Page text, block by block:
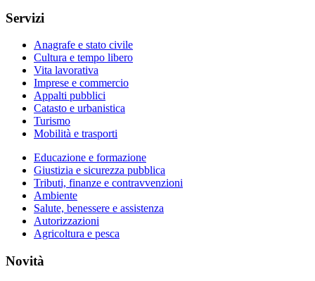
Servizi
Anagrafe e stato civile
Cultura e tempo libero
Vita lavorativa
Imprese e commercio
Appalti pubblici
Catasto e urbanistica
Turismo
Mobilità e trasporti
Educazione e formazione
Giustizia e sicurezza pubblica
Tributi, finanze e contravvenzioni
Ambiente
Salute, benessere e assistenza
Autorizzazioni
Agricoltura e pesca
Novità